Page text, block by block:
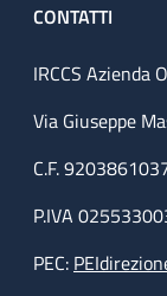
CONTATTI
IRCCS Azienda
Via Giuseppe
C.F.
P.IVA
PEC: